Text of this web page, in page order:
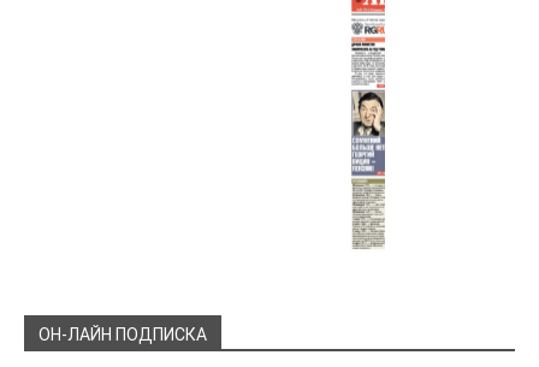
ОН-ЛАЙН ПОДПИСКА